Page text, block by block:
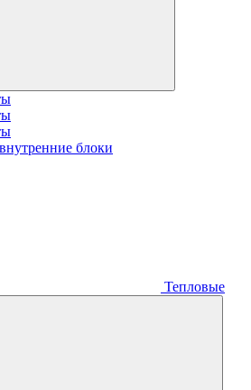
блоки
Тепловые